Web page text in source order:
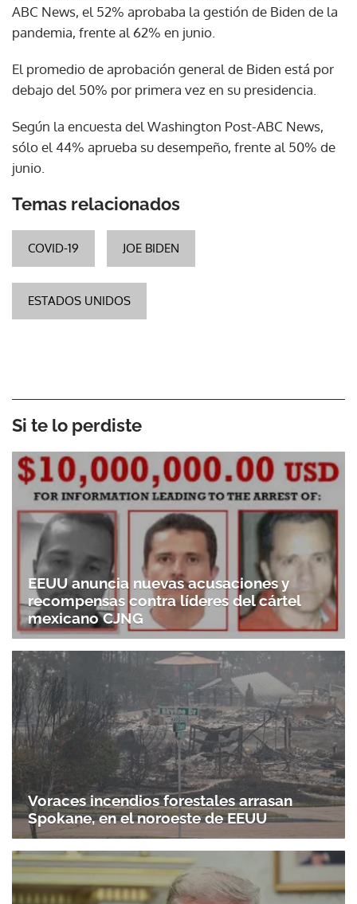
ABC News, el 52% aprobaba la gestión de Biden de la
pandemia, frente al 62% en junio.
El promedio de aprobación general de Biden está por
debajo del 50% por primera vez en su presidencia.
Según la encuesta del Washington Post-ABC News,
sólo el 44% aprueba su desempeño, frente al 50% de
junio.
Temas relacionados
COVID-19 JOE BIDEN
ESTADOS UNIDOS
Si te lo perdiste
EEUU anuncia nuevas acusaciones y
recompensas contra líderes del cártel
mexicano CJNG
Voraces incendios forestales arrasan
Spokane, en el noroeste de EEUU